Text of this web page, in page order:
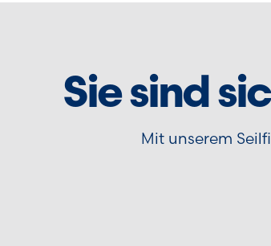
Sie sind
Mit unserem